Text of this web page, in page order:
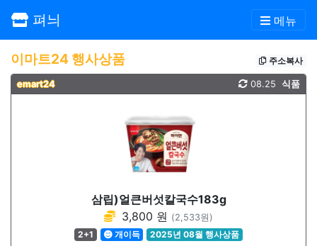
펴늬 메뉴
이마트24 행사상품 주소복사
emart24 식품
08.25
삼립)얼큰버섯칼국수183g
3,800 원 (2,533원)
2+1
개이득 2025년 08월 행사상품